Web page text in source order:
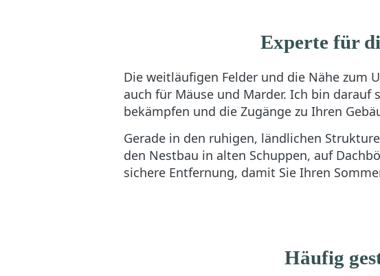
Experte für
Die weitläufigen Felder und die Nähe zum
auch für Mäuse und Marder. Ich bin
bekämpfen und die Zugänge zu Ihren
Gerade in den ruhigen, ländlichen
den Nestbau in alten Schuppen, auf
sichere Entfernung, damit Sie Ihren
Häufig